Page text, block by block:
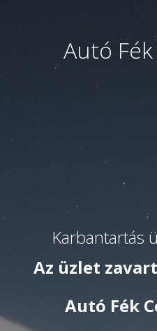
Autó
Karbantartás
Az üzlet
Autó Fék